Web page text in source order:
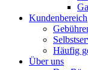
Kundenbereich
Häufig
Über uns